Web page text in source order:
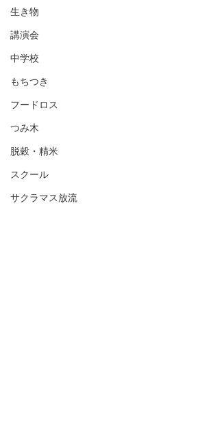
生き物
講演会
中学校
もちつき
フードロス
つみ木
脱穀・精米
スクール
サクラマス放流